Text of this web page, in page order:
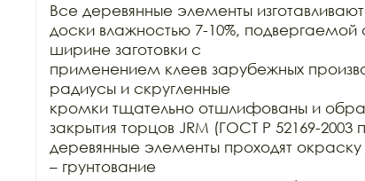
Все деревянные элементы
доски влажностью 7-10%, подвергаемой
ширине заготовки с
применением клеев зарубежных
радиусы и скругленные
кромки тщательно отшлифованы и
закрытия торцов JRM (ГОСТ Р 52169-2003
деревянные элементы проходят
– грунтование